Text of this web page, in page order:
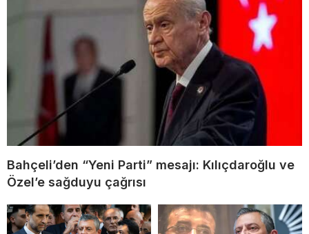
Bahçeli’den “Yeni Parti” mesajı: Kılıçdaroğlu ve
Özel’e sağduyu çağrısı